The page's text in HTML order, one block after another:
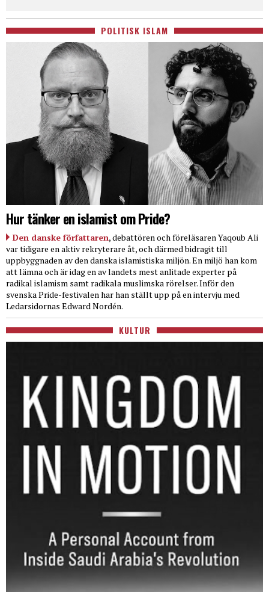
POLITISK ISLAM
Hur tänker en islamist om Pride?
Den danske författaren, debattören och föreläsaren Yaqoub Ali
var tidigare en aktiv rekryterare åt, och därmed bidragit till
uppbyggnaden av den danska islamistiska miljön. En miljö han kom
att lämna och är idag en av landets mest anlitade experter på
radikal islamism samt radikala muslimska rörelser. Inför den
svenska Pride-festivalen har han ställt upp på en intervju med
Ledarsidornas Edward Nordén.
KULTUR